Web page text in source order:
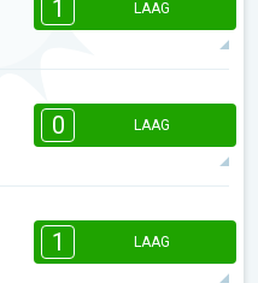
1 LAAG
14:00
15°
0 LAAG
14:00 16:00 18:00
18:18 14°
1 LAAG